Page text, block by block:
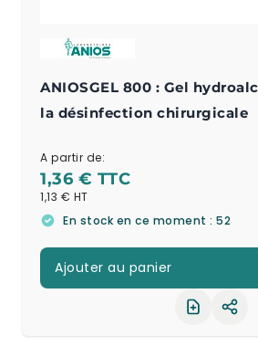
ANIOSGEL 800 : Gel
la désinfection chirurgicale
A partir de:
1,36 €
1,13 €
En stock en ce moment : 52
Ajouter au panier